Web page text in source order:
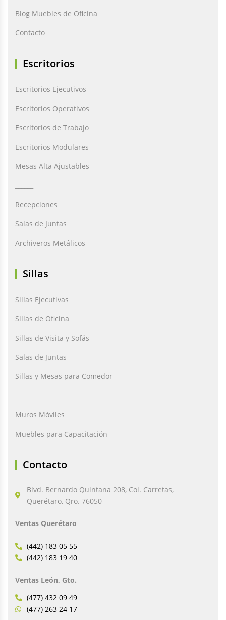
Blog Muebles de Oficina
Contacto
Escritorios
Escritorios Ejecutivos
Escritorios Operativos
Escritorios de Trabajo
Escritorios Modulares
Mesas Alta Ajustables
Recepciones
Salas de Juntas
Archiveros Metálicos
Sillas
Sillas Ejecutivas
Sillas de Oficina
Sillas de Visita y Sofás
Salas de Juntas
Sillas y Mesas para Comedor
Muros Móviles
Muebles para Capacitación
Contacto
Blvd. Bernardo Quintana 208, Col. Carretas,
Querétaro, Qro. 76050
Ventas Querétaro
(442) 183 05 55
(442) 183 19 40
Ventas León, Gto.
(477) 432 09 49
(477) 263 24 17